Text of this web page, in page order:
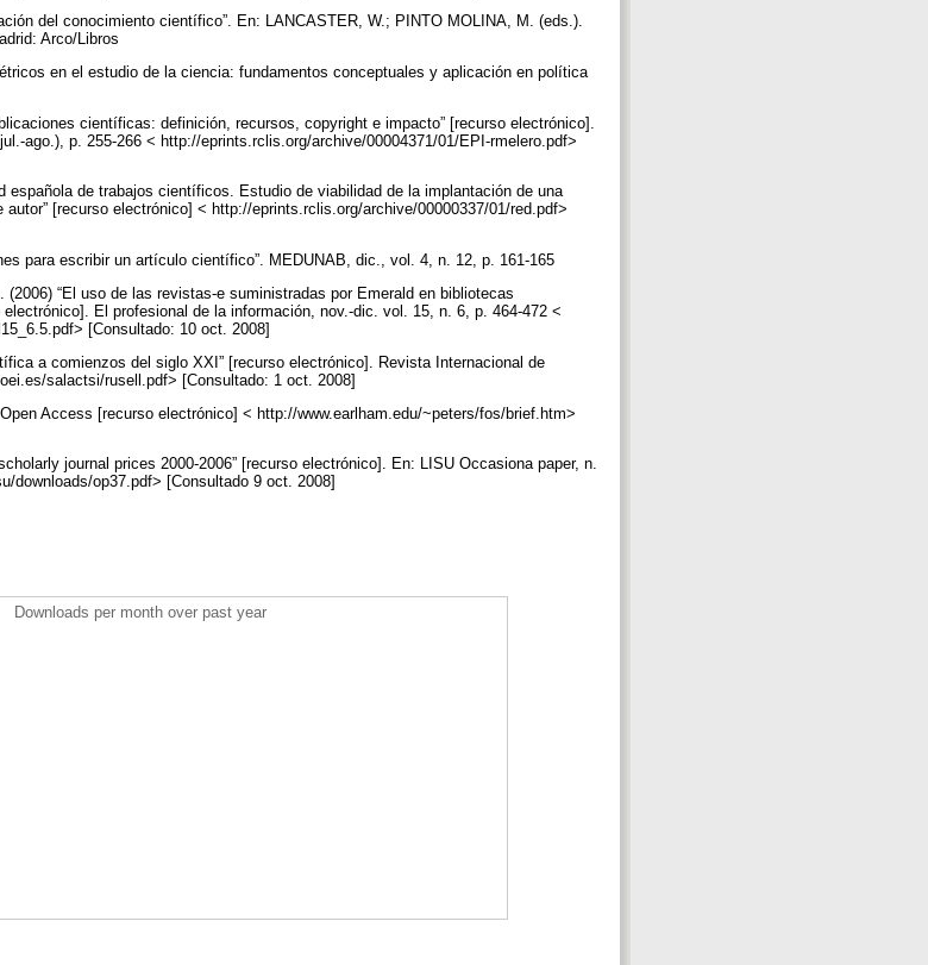
del conocimiento científico”. En: LANCASTER, W.; PINTO MOLINA, M. (eds.).
Arco/Libros
en el estudio de la ciencia: fundamentos conceptuales y aplicación en política
científicas: definición, recursos, copyright e impacto” [recurso electrónico].
ago.), p. 255-266 < http://eprints.rclis.org/archive/00004371/01/EPI-rmelero.pdf>
española de trabajos científicos. Estudio de viabilidad de la implantación de una
[recurso electrónico] < http://eprints.rclis.org/archive/00000337/01/red.pdf>
para escribir un artículo científico”. MEDUNAB, dic., vol. 4, n. 12, p. 161-165
“El uso de las revistas-e suministradas por Emerald en bibliotecas
El profesional de la información, nov.-dic. vol. 15, n. 6, p. 464-472 <
[Consultado: 10 oct. 2008]
a comienzos del siglo XXI” [recurso electrónico]. Revista Internacional de
salactsi/rusell.pdf> [Consultado: 1 oct. 2008]
Access [recurso electrónico] < http://www.earlham.edu/~peters/fos/brief.htm>
journal prices 2000-2006” [recurso electrónico]. En: LISU Occasiona paper, n.
downloads/op37.pdf> [Consultado 9 oct. 2008]
Downloads per month over past year